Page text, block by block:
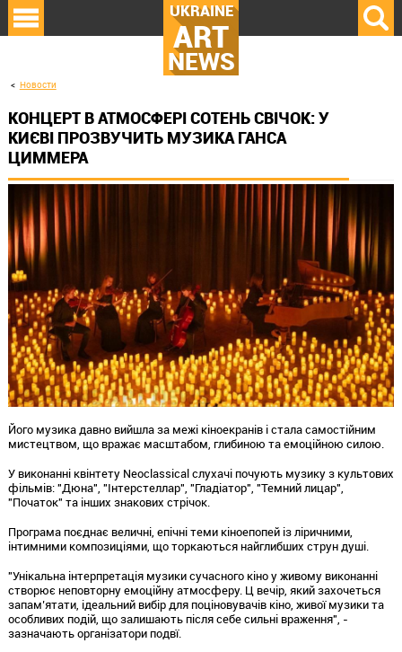
UKRAINE
ART
NEWS
Новости
КОНЦЕРТ В АТМОСФЕРІ СОТЕНЬ СВІЧОК: У
КИЄВІ ПРОЗВУЧИТЬ МУЗИКА ГАНСА
ЦИММЕРА
Його музика давно вийшла за межі кіноекранів і стала самостійним
мистецтвом, що вражає масштабом, глибиною та емоційною силою.
У виконанні квінтету Neoclassical слухачі почують музику з культових
фільмів: "Дюна", "Інтерстеллар", "Гладіатор", "Темний лицар",
"Початок" та інших знакових стрічок.
Програма поєднає величні, епічні теми кінoепопей із ліричними,
інтимними композиціями, що торкаються найглибших струн душі.
"Унікальна інтерпретація музики сучасного кіно у живому виконанні
створює неповторну емоційну атмосферу. Ц вечір, який захочеться
запам’ятати, ідеальний вибір для поціновувачів кіно, живої музики та
особливих подій, що залишають після себе сильні враження", -
зазначають організатори подвї.